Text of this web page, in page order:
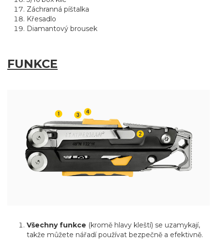
Záchranná píštalka
Křesadlo
Diamantový brousek
FUNKCE
Všechny funkce (kromě hlavy kleští) se uzamykají,
takže můžete nářadí používat bezpečně a efektivně.